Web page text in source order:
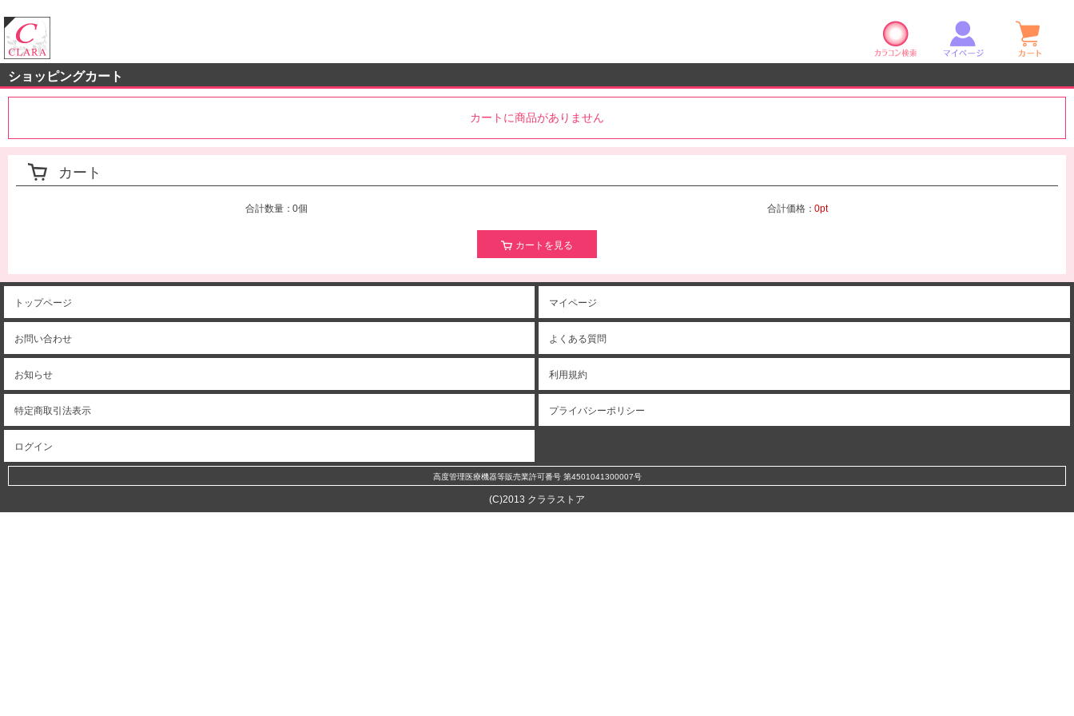
カラコン検索 マイページ
ショッピングカート
カートに商品がありません
カート
合計数量：0個 合計価格：0pt
カートを見る
トップページ マイページ
お問い合わせ よくある質問
お知らせ 利用規約
特定商取引法表示 プライバシーポリシー
ログイン
高度管理医療機器等販売業許可番号 第4501041300007号
(C)2013 クララストア